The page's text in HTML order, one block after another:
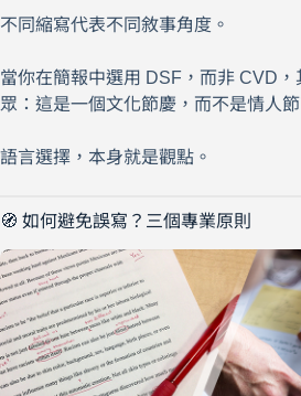
不同縮寫代表不同敘事角度。
當你在簡報中選用 DSF，而非 CVD
眾：這是一個文化節慶，而不是情人
語言選擇，本身就是觀點。
🧭 如何避免誤寫？三個專業原則